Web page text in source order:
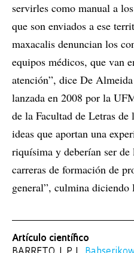
servirles como manual a
que son enviados a ese
maxacalis denuncian los
equipos médicos, que van
atención”, dice De
lanzada en 2008 por la
de la Facultad de Letras
ideas que aportan una
riquísima y deberían ser
carreras de formación de
general”, culmina diciendo
Artículo científico